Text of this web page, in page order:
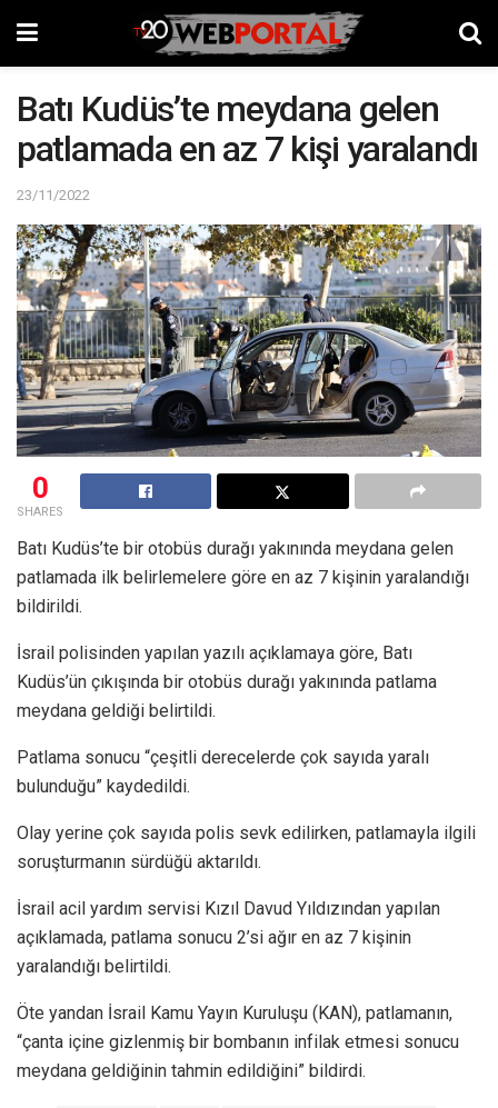
Batı Kudüs’te meydana gelen
patlamada en az 7 kişi yaralandı
23/11/2022
0
SHARES
Batı Kudüs’te bir otobüs durağı yakınında meydana gelen
patlamada ilk belirlemelere göre en az 7 kişinin yaralandığı
bildirildi.
İsrail polisinden yapılan yazılı açıklamaya göre, Batı
Kudüs’ün çıkışında bir otobüs durağı yakınında patlama
meydana geldiği belirtildi.
Patlama sonucu “çeşitli derecelerde çok sayıda yaralı
bulunduğu” kaydedildi.
Olay yerine çok sayıda polis sevk edilirken, patlamayla ilgili
soruşturmanın sürdüğü aktarıldı.
İsrail acil yardım servisi Kızıl Davud Yıldızından yapılan
açıklamada, patlama sonucu 2’si ağır en az 7 kişinin
yaralandığı belirtildi.
Öte yandan İsrail Kamu Yayın Kuruluşu (KAN), patlamanın,
“çanta içine gizlenmiş bir bombanın infilak etmesi sonucu
meydana geldiğinin tahmin edildiğini” bildirdi.